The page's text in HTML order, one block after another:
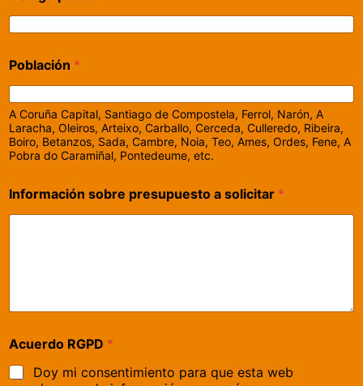
Población *
A Coruña Capital, Santiago de Compostela, Ferrol, Narón, A
Laracha, Oleiros, Arteixo, Carballo, Cerceda, Culleredo, Ribeira,
Boiro, Betanzos, Sada, Cambre, Noia, Teo, Ames, Ordes, Fene, A
Pobra do Caramiñal, Pontedeume, etc.
Información sobre presupuesto a solicitar *
Acuerdo RGPD *
Doy mi consentimiento para que esta web